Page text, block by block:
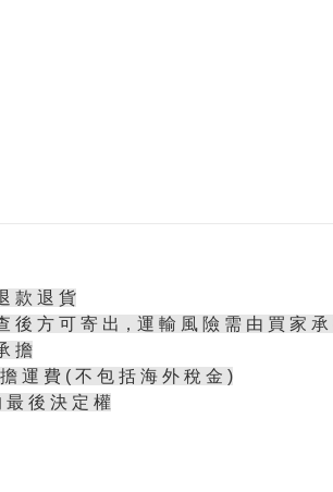
款 退 貨
後 方 可 寄 出，運 輸 風 險 需 由 買 家 承
擔
運 費 ( 不 包 括 海 外 稅 金 )
最 後 決 定 權